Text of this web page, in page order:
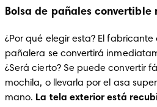
Bolsa de pañales convertible
¿Por qué elegir esta? El
pañalera se convertirá
¿Será cierto? Se puede convertir
mochila, o llevarla por el asa
mano. La tela exterior está